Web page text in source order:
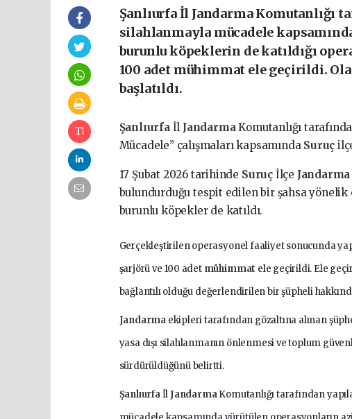
Şanlıurfa İl Jandarma Komutanlığı
silahlanmayla mücadele
burunlu köpeklerin de katıldığı
100 adet mühimmat ele geçirildi.
başlatıldı.
Şanlıurfa İl JandarmaKomutanlığı
Mücadele” çalışmaları kapsamında Suruç
17 Şubat 2026 tarihinde Suruç İlçe
bulundurduğu tespit edilen bir şahsa yönelik
burunlu köpekler de katıldı.
Gerçekleştirilen operasyonel faaliyet sonucunda
şarjörü ve 100 adet mühimmat ele geçirildi. Ele
bağlantılı olduğu değerlendirilen bir şüpheli
Jandarma ekipleri tarafından gözaltına alınan
yasa dışı silahlanmanın önlenmesi ve toplum
sürdürüldüğünü belirtti.
Şanlıurfaİl JandarmaKomutanlığı tarafından